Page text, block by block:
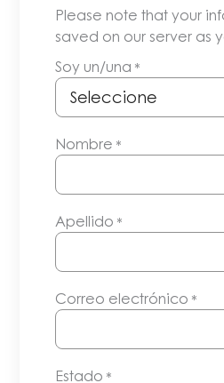
Please note that your
saved on our server as
Soy un/una *
Nombre *
Apellido *
Correo electrónico *
Estado *